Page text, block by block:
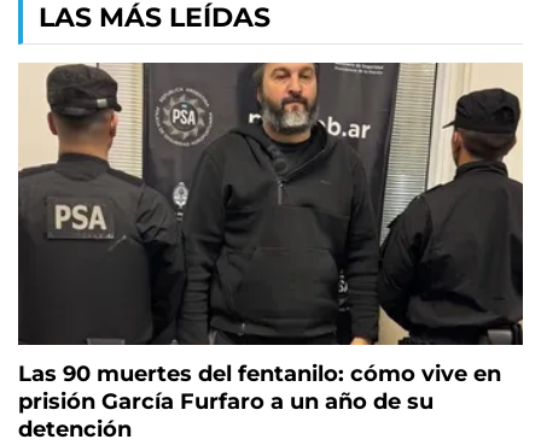
LAS MÁS LEÍDAS
Las 90 muertes del fentanilo: cómo vive en
prisión García Furfaro a un año de su
detención